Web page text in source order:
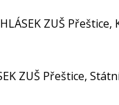
ZUŠ
ZUŠ Přeštice,